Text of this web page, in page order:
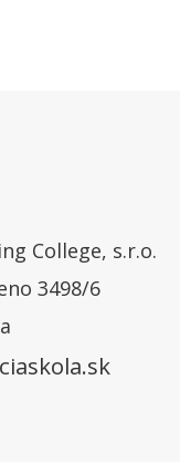
College, s.r.o.
3498/6